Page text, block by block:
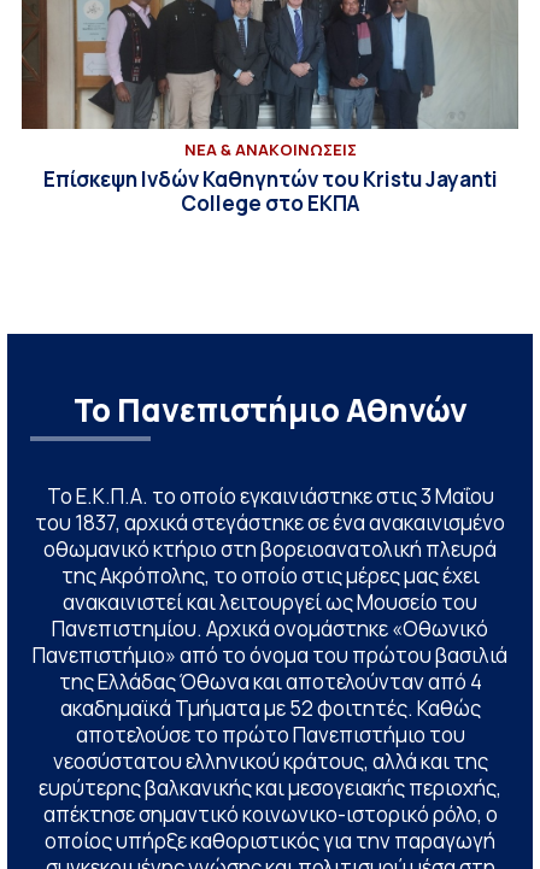
ΝΕΑ & ΑΝΑΚΟΙΝΩΣΕΙΣ
Επίσκεψη Ινδών Καθηγητών του Kristu Jayanti
College στο ΕΚΠΑ
Το Πανεπιστήμιο Αθηνών
Το Ε.Κ.Π.Α. το οποίο εγκαινιάστηκε στις 3 Μαΐου
του 1837, αρχικά στεγάστηκε σε ένα ανακαινισμένο
οθωμανικό κτήριο στη βορειοανατολική πλευρά
της Ακρόπολης, το οποίο στις μέρες μας έχει
ανακαινιστεί και λειτουργεί ως Μουσείο του
Πανεπιστημίου. Αρχικά ονομάστηκε «Οθωνικό
Πανεπιστήμιο» από το όνομα του πρώτου βασιλιά
της Ελλάδας Όθωνα και αποτελούνταν από 4
ακαδημαϊκά Τμήματα με 52 φοιτητές. Καθώς
αποτελούσε το πρώτο Πανεπιστήμιο του
νεοσύστατου ελληνικού κράτους, αλλά και της
ευρύτερης βαλκανικής και μεσογειακής περιοχής,
απέκτησε σημαντικό κοινωνικο-ιστορικό ρόλο, ο
οποίος υπήρξε καθοριστικός για την παραγωγή